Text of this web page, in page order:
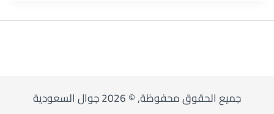
جميع الحقوق محفوظة, © 2026 جوال السعودية